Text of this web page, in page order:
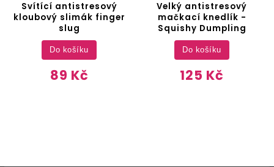
Svítící antistresový
kloubový slimák finger
slug
89 Kč
Do košíku
Velký antistresový
mačkací knedlík -
Squishy Dumpling
125 Kč
Do košíku